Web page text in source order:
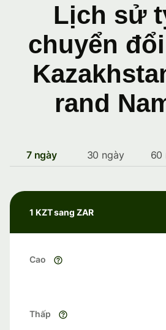
Lịch sử
chuyển
rand
7 ngày 30 ngày 60
1 KZT sang ZAR
Cao
Thấp